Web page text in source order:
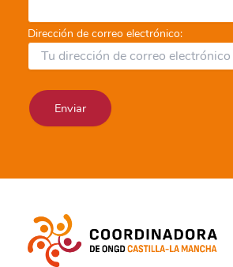
Dirección de correo electrónico: